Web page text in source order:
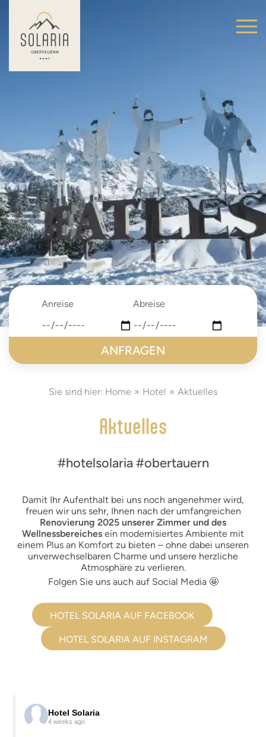
Anreise
date
Abreise
date
Sie sind hier: Home Hotel Aktuelles
Aktuelles
#hotelsolaria #obertauern
Damit Ihr Aufenthalt bei uns noch angenehmer wird,
freuen wir uns sehr, Ihnen nach der umfangreichen
Renovierung 2025 unserer Zimmer und des
Wellnessbereiches ein modernisiertes Ambiente mit
einem Plus an Komfort zu bieten – ohne dabei unseren
unverwechselbaren Charme und unsere herzliche
Atmosphäre zu verlieren.
Folgen Sie uns auch auf Social Media 🤩
HOTEL SOLARIA AUF FACEBOOK
HOTEL SOLARIA AUF INSTAGRAM